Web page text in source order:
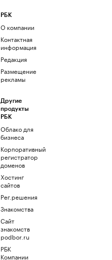
РБК
О компании
Контактная
информация
Редакция
Размещение
рекламы
Другие
продукты
РБК
Облако для
бизнеса
Корпоративный
регистратор
доменов
Хостинг
сайтов
Рег.решения
Знакомства
Сайт
знакомств
podbor.ru
РБК
Компании